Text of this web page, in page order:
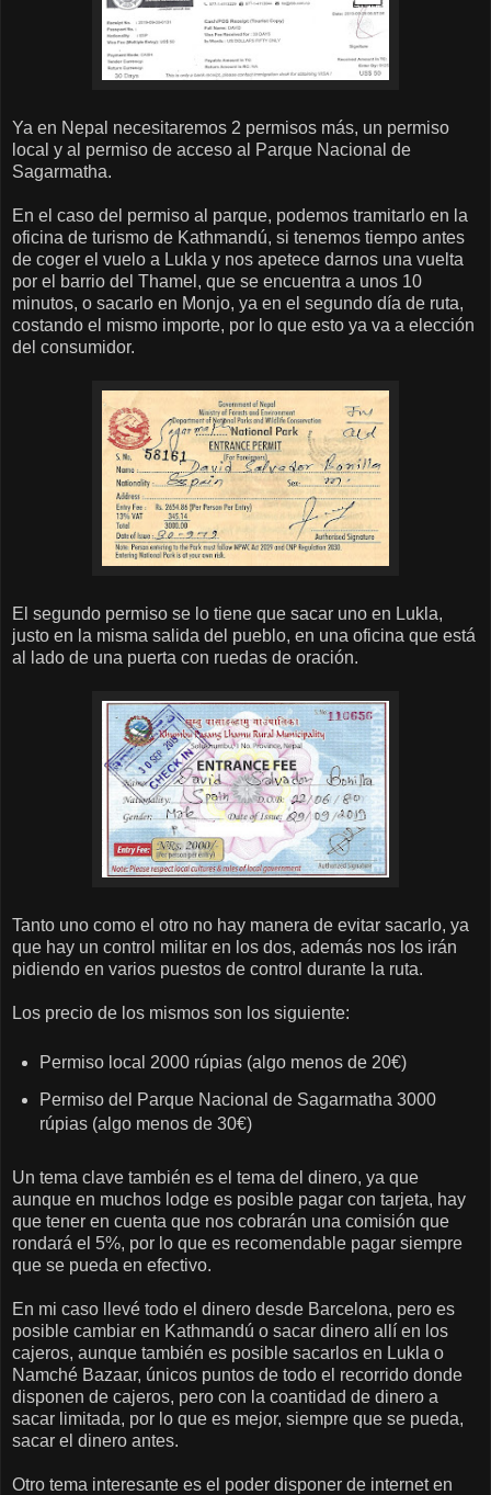
Ya en Nepal necesitaremos 2 permisos más, un permiso
local y al permiso de acceso al Parque Nacional de
Sagarmatha.
En el caso del permiso al parque, podemos tramitarlo en la
oficina de turismo de Kathmandú, si tenemos tiempo antes
de coger el vuelo a Lukla y nos apetece darnos una vuelta
por el barrio del Thamel, que se encuentra a unos 10
minutos, o sacarlo en Monjo, ya en el segundo día de ruta,
costando el mismo importe, por lo que esto ya va a elección
del consumidor.
El segundo permiso se lo tiene que sacar uno en Lukla,
justo en la misma salida del pueblo, en una oficina que está
al lado de una puerta con ruedas de oración.
Tanto uno como el otro no hay manera de evitar sacarlo, ya
que hay un control militar en los dos, además nos los irán
pidiendo en varios puestos de control durante la ruta.
Los precio de los mismos son los siguiente:
Permiso local 2000 rúpias (algo menos de 20€)
Permiso del Parque Nacional de Sagarmatha 3000
rúpias (algo menos de 30€)
Un tema clave también es el tema del dinero, ya que
aunque en muchos lodge es posible pagar con tarjeta, hay
que tener en cuenta que nos cobrarán una comisión que
rondará el 5%, por lo que es recomendable pagar siempre
que se pueda en efectivo.
En mi caso llevé todo el dinero desde Barcelona, pero es
posible cambiar en Kathmandú o sacar dinero allí en los
cajeros, aunque también es posible sacarlos en Lukla o
Namché Bazaar, únicos puntos de todo el recorrido donde
disponen de cajeros, pero con la coantidad de dinero a
sacar limitada, por lo que es mejor, siempre que se pueda,
sacar el dinero antes.
Otro tema interesante es el poder disponer de internet en